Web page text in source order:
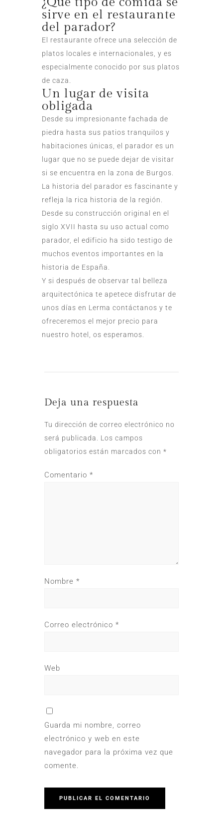
sirve en el restaurante
del parador?
El restaurante ofrece una selección de
platos locales e internacionales, y es
especialmente conocido por sus platos
de caza.
Un lugar de visita
obligada
Desde su impresionante fachada de
piedra hasta sus patios tranquilos y
habitaciones únicas, el parador es un
lugar que no se puede dejar de visitar
si se encuentra en la zona de Burgos.
La historia del parador es fascinante y
refleja la rica historia de la región.
Desde su construcción original en el
siglo XVII hasta su uso actual como
parador, el edificio ha sido testigo de
muchos eventos importantes en la
historia de España.
Y si después de observar tal belleza
arquitectónica te apetece disfrutar de
unos días en Lerma contáctanos y te
ofreceremos el mejor precio para
nuestro hotel, os esperamos.
Deja una respuesta
Tu dirección de correo electrónico no
será publicada.
Los campos
obligatorios están marcados con *
Comentario *
Nombre *
Correo electrónico *
Web
Guarda mi nombre, correo
electrónico y web en este
navegador para la próxima vez que
comente.